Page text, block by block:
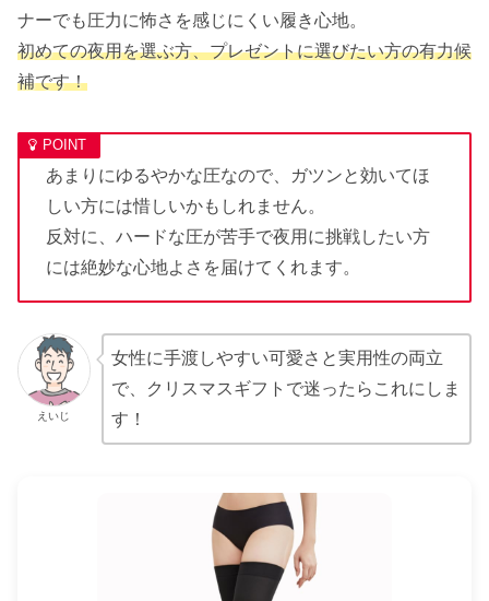
ナーでも圧力に怖さを感じにくい履き心地。
初めての夜用を選ぶ方、プレゼントに選びたい方の有力候
補です！
あまりにゆるやかな圧なので、ガツンと効いてほ
しい方には惜しいかもしれません。
反対に、ハードな圧が苦手で夜用に挑戦したい方
には絶妙な心地よさを届けてくれます。
えいじ
女性に手渡しやすい可愛さと実用性の両立
で、クリスマスギフトで迷ったらこれにしま
す！